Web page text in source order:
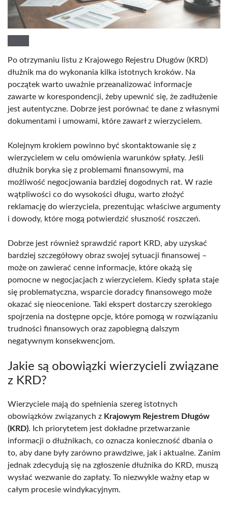
Po otrzymaniu listu z Krajowego Rejestru Długów (KRD)
dłużnik ma do wykonania kilka istotnych kroków. Na
początek warto uważnie przeanalizować informacje
zawarte w korespondencji, żeby upewnić się, że zadłużenie
jest autentyczne. Dobrze jest porównać te dane z własnymi
dokumentami i umowami, które zawarł z wierzycielem.
Kolejnym krokiem powinno być skontaktowanie się z
wierzycielem w celu omówienia warunków spłaty. Jeśli
dłużnik boryka się z problemami finansowymi, ma
możliwość negocjowania bardziej dogodnych rat. W razie
wątpliwości co do wysokości długu, warto złożyć
reklamację do wierzyciela, prezentując właściwe argumenty
i dowody, które mogą potwierdzić słuszność roszczeń.
Dobrze jest również sprawdzić raport KRD, aby uzyskać
bardziej szczegółowy obraz swojej sytuacji finansowej –
może on zawierać cenne informacje, które okażą się
pomocne w negocjacjach z wierzycielem. Kiedy spłata staje
się problematyczna, wsparcie doradcy finansowego może
okazać się nieocenione. Taki ekspert dostarczy szerokiego
spojrzenia na dostępne opcje, które pomogą w rozwiązaniu
trudności finansowych oraz zapobiegną dalszym
negatywnym konsekwencjom.
Jakie są obowiązki wierzycieli związane
z KRD?
Wierzyciele mają do spełnienia szereg istotnych
obowiązków związanych z Krajowym Rejestrem Długów
(KRD). Ich priorytetem jest dokładne przetwarzanie
informacji o dłużnikach, co oznacza konieczność dbania o
to, aby dane były zarówno prawdziwe, jak i aktualne. Zanim
jednak zdecydują się na zgłoszenie dłużnika do KRD, muszą
wysłać wezwanie do zapłaty. To niezwykle ważny etap w
całym procesie windykacyjnym.